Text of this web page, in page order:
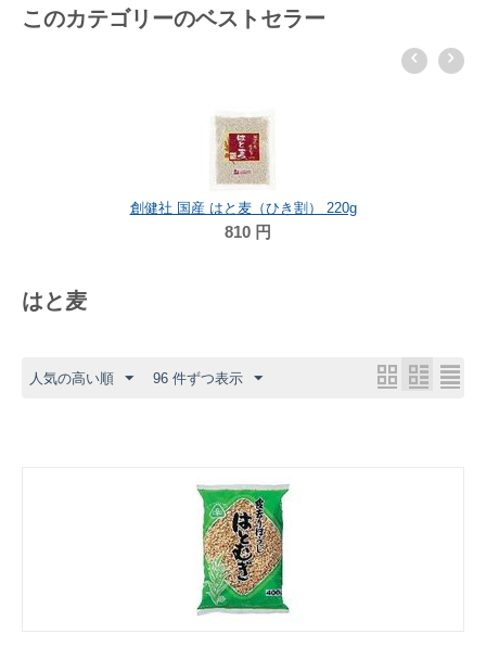
このカテゴリーのベストセラー
創健社 国産 はと麦（ひき割） 220g
810 円
はと麦
人気の高い順 96 件ずつ表示